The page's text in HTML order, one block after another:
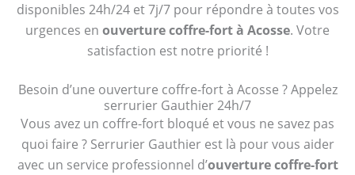
disponibles 24h/24 et 7j/7 pour répondre à toutes vos
urgences en ouverture coffre-fort à Acosse. Votre
satisfaction est notre priorité !
Besoin d’une ouverture coffre-fort à Acosse ? Appelez
serrurier Gauthier 24h/7
Vous avez un coffre-fort bloqué et vous ne savez pas
quoi faire ? Serrurier Gauthier est là pour vous aider
avec un service professionnel d’ouverture coffre-fort